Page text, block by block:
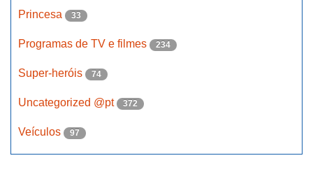
Princesa 33
Programas de TV e filmes 234
Super-heróis 74
Uncategorized @pt 372
Veículos 97